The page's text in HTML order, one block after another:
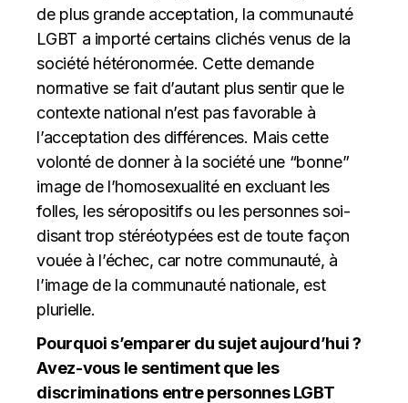
de plus grande acceptation, la communauté
LGBT a importé certains clichés venus de la
société hétéronormée. Cette demande
normative se fait d’autant plus sentir que le
contexte national n’est pas favorable à
l’acceptation des différences. Mais cette
volonté de donner à la société une “bonne”
image de l’homosexualité en excluant les
folles, les séropositifs ou les personnes soi-
disant trop stéréotypées est de toute façon
vouée à l’échec, car notre communauté, à
l’image de la communauté nationale, est
plurielle.
Pourquoi s’emparer du sujet aujourd’hui ?
Avez-vous le sentiment que les
discriminations entre personnes LGBT